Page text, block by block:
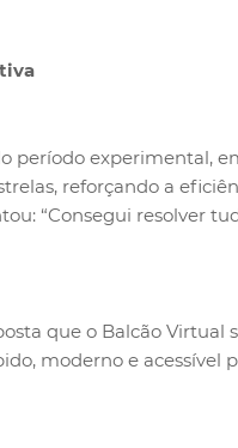
período experimental,
reforçando a
“Consegui resolver
que o Balcão
moderno e acessível